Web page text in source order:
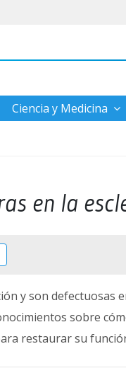
Ciencia y Medicina
en la
y son defectuosas
sobre
restaurar su